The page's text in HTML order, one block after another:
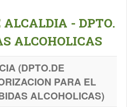
- DPTO.
ALCOHOLICAS
(DPTO.DE
PARA EL
ALCOHOLICAS)